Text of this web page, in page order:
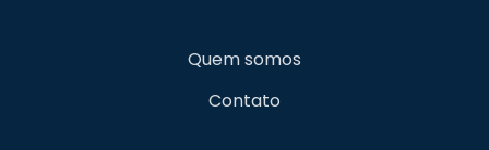
Quem somos
Contato